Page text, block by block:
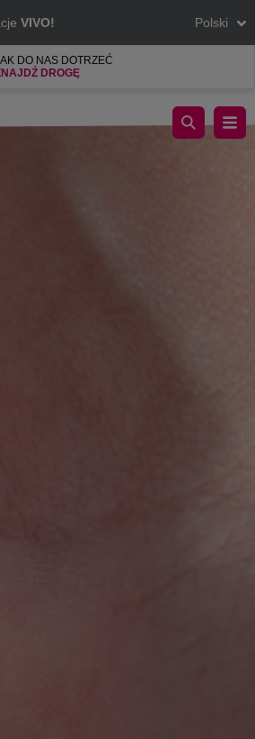
VIVO! Polski
DO NAS DOTRZEĆ
DROGĘ
badania w VIVO! Lublin